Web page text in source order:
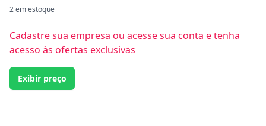
2 em estoque
Cadastre sua empresa ou acesse sua conta e tenha
acesso às ofertas exclusivas
Exibir preço